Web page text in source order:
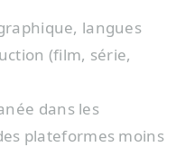
langues
(film, série,
dans les
plateformes moins